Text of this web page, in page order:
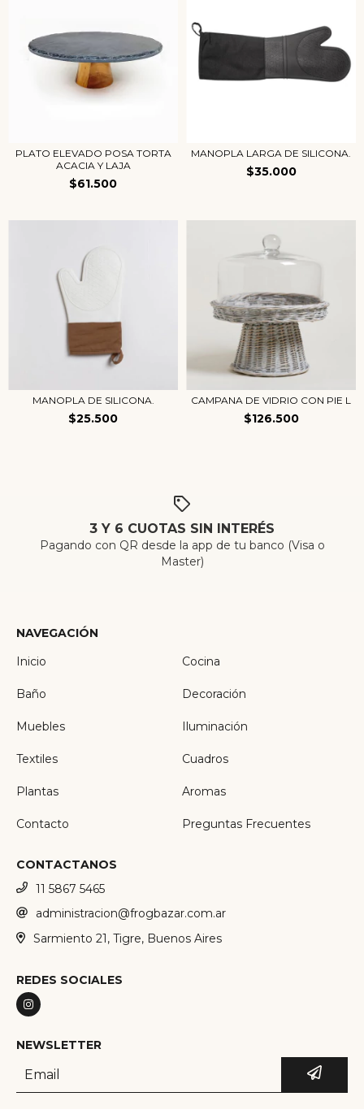
PLATO ELEVADO POSA TORTA
ACACIA Y LAJA
$61.500
MANOPLA LARGA DE SILICONA.
$35.000
MANOPLA DE SILICONA.
$25.500
CAMPANA DE VIDRIO CON PIE L
$126.500
3 Y 6 CUOTAS SIN INTERÉS
Pagando con QR desde la app de tu banco (Visa o
Master)
NAVEGACIÓN
Inicio
Cocina
Baño Decoración
Muebles Iluminación
Textiles Cuadros
Plantas Aromas
Contacto Preguntas Frecuentes
CONTACTANOS
11 5867 5465
administracion@frogbazar.com.ar
Sarmiento 21, Tigre, Buenos Aires
REDES SOCIALES
NEWSLETTER